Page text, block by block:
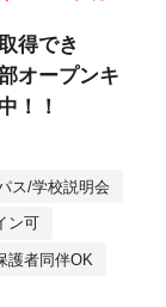
得でき
オープンキ
！！
ス/学校説明会
ン可
護者同伴OK